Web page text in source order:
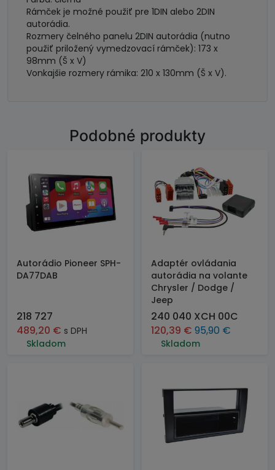
Rámček je možné použiť pre 1DIN alebo 2DIN
autorádia.
Rozmery čelného panelu 2DIN autorádia (nutno
použiť priložený vymedzovací rámček): 173 x
98mm (Š x V)
Vonkajšie rozmery rámika: 210 x 130mm (Š x V).
Podobné produkty
Autorádio Pioneer SPH-
DA77DAB
218 727
489,20 € s DPH
Skladom
Adaptér ovládania
autorádia na volante
Chrysler / Dodge /
Jeep
240 040 XCH 00C
120,39 € 95,90 €
Skladom